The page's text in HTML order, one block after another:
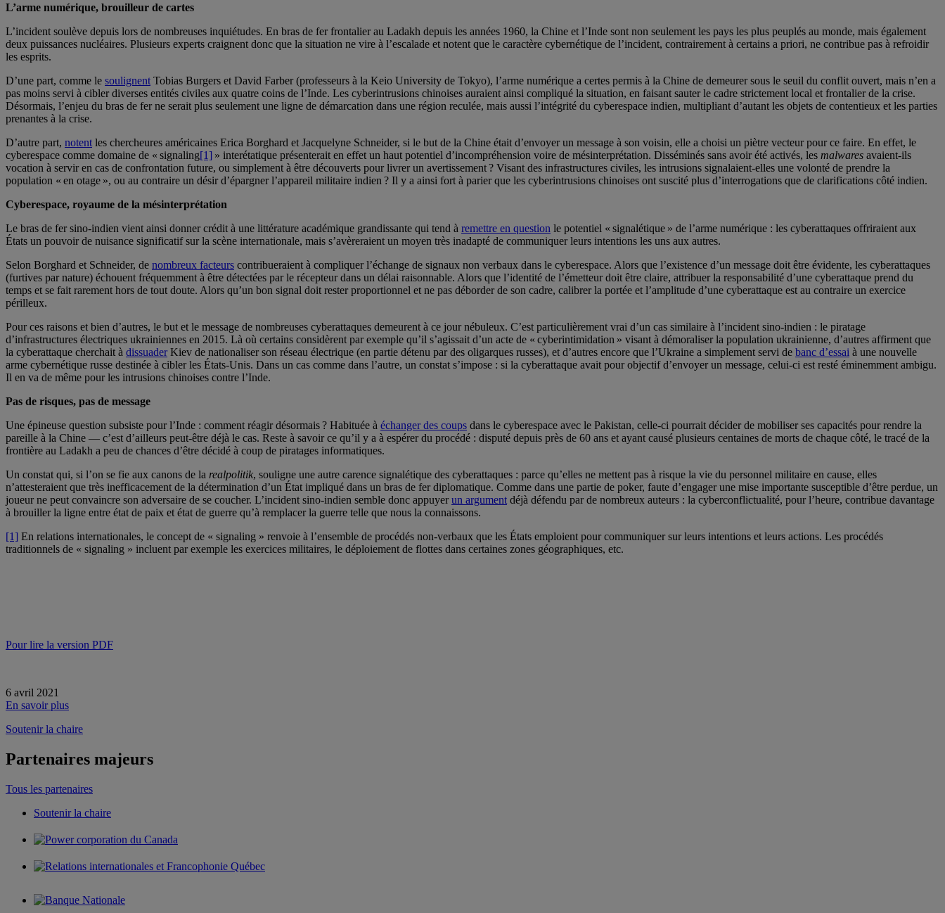
L’arme numérique, brouilleur de cartes
L’incident soulève depuis lors de nombreuses inquiétudes. En bras de fer frontalier au Ladakh depuis les années 1960, la Chine et l’Inde sont non seulement les pays les plus peuplés au monde, mais également
deux puissances nucléaires. Plusieurs experts craignent donc que la situation ne vire à l’escalade et notent que le caractère cybernétique de l’incident, contrairement à certains a priori, ne contribue pas à refroidir
les esprits.
D’une part, comme le soulignent Tobias Burgers et David Farber (professeurs à la Keio University de Tokyo), l’arme numérique a certes permis à la Chine de demeurer sous le seuil du conflit ouvert, mais n’en a
pas moins servi à cibler diverses entités civiles aux quatre coins de l’Inde. Les cyberintrusions chinoises auraient ainsi compliqué la situation, en faisant sauter le cadre strictement local et frontalier de la crise.
Désormais, l’enjeu du bras de fer ne serait plus seulement une ligne de démarcation dans une région reculée, mais aussi l’intégrité du cyberespace indien, multipliant d’autant les objets de contentieux et les parties
prenantes à la crise.
D’autre part, notent les chercheures américaines Erica Borghard et Jacquelyne Schneider, si le but de la Chine était d’envoyer un message à son voisin, elle a choisi un piètre vecteur pour ce faire. En effet, le
cyberespace comme domaine de « signaling[1] » interétatique présenterait en effet un haut potentiel d’incompréhension voire de mésinterprétation. Disséminés sans avoir été activés, les malwares avaient-ils
vocation à servir en cas de confrontation future, ou simplement à être découverts pour livrer un avertissement ? Visant des infrastructures civiles, les intrusions signalaient-elles une volonté de prendre la
population « en otage », ou au contraire un désir d’épargner l’appareil militaire indien ? Il y a ainsi fort à parier que les cyberintrusions chinoises ont suscité plus d’interrogations que de clarifications côté indien.
Cyberespace, royaume de la mésinterprétation
Le bras de fer sino-indien vient ainsi donner crédit à une littérature académique grandissante qui tend à remettre en question le potentiel « signalétique » de l’arme numérique : les cyberattaques offriraient aux
États un pouvoir de nuisance significatif sur la scène internationale, mais s’avèreraient un moyen très inadapté de communiquer leurs intentions les uns aux autres.
Selon Borghard et Schneider, de nombreux facteurs contribueraient à compliquer l’échange de signaux non verbaux dans le cyberespace. Alors que l’existence d’un message doit être évidente, les cyberattaques
(furtives par nature) échouent fréquemment à être détectées par le récepteur dans un délai raisonnable. Alors que l’identité de l’émetteur doit être claire, attribuer la responsabilité d’une cyberattaque prend du
temps et se fait rarement hors de tout doute. Alors qu’un bon signal doit rester proportionnel et ne pas déborder de son cadre, calibrer la portée et l’amplitude d’une cyberattaque est au contraire un exercice
périlleux.
Pour ces raisons et bien d’autres, le but et le message de nombreuses cyberattaques demeurent à ce jour nébuleux. C’est particulièrement vrai d’un cas similaire à l’incident sino-indien : le piratage
d’infrastructures électriques ukrainiennes en 2015. Là où certains considèrent par exemple qu’il s’agissait d’un acte de « cyberintimidation » visant à démoraliser la population ukrainienne, d’autres affirment que
la cyberattaque cherchait à dissuaderKiev de nationaliser son réseau électrique (en partie détenu par des oligarques russes), et d’autres encore que l’Ukraine a simplement servi de banc d’essai à une nouvelle
arme cybernétique russe destinée à cibler les États-Unis. Dans un cas comme dans l’autre, un constat s’impose : si la cyberattaque avait pour objectif d’envoyer un message, celui-ci est resté éminemment ambigu.
Il en va de même pour les intrusions chinoises contre l’Inde.
Pas de risques, pas de message
Une épineuse question subsiste pour l’Inde : comment réagir désormais ? Habituée à échanger des coups dans le cyberespace avec le Pakistan, celle-ci pourrait décider de mobiliser ses capacités pour rendre la
pareille à la Chine — c’est d’ailleurs peut-être déjà le cas. Reste à savoir ce qu’il y a à espérer du procédé : disputé depuis près de 60 ans et ayant causé plusieurs centaines de morts de chaque côté, le tracé de la
frontière au Ladakh a peu de chances d’être décidé à coup de piratages informatiques.
Un constat qui, si l’on se fie aux canons de la realpolitik, souligne une autre carence signalétique des cyberattaques : parce qu’elles ne mettent pas à risque la vie du personnel militaire en cause, elles
n’attesteraient que très inefficacement de la détermination d’un État impliqué dans un bras de fer diplomatique. Comme dans une partie de poker, faute d’engager une mise importante susceptible d’être perdue, un
joueur ne peut convaincre son adversaire de se coucher. L’incident sino-indien semble donc appuyerun argument déjà défendu par de nombreux auteurs : la cyberconflictualité, pour l’heure, contribue davantage
à brouiller la ligne entre état de paix et état de guerre qu’à remplacer la guerre telle que nous la connaissons.
[1] En relations internationales, le concept de « signaling » renvoie à l’ensemble de procédés non-verbaux que les États emploient pour communiquer sur leurs intentions et leurs actions. Les procédés
traditionnels de « signaling » incluent par exemple les exercices militaires, le déploiement de flottes dans certaines zones géographiques, etc.
Pour lire la version PDF
6 avril 2021
En savoir plus
Soutenir la chaire
Partenaires majeurs
Tous les partenaires
Soutenir la chaire